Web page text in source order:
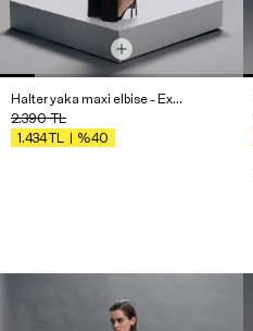
Halter yaka maxi elbise - Exclusive Collection
2.390TL
1.434
%40